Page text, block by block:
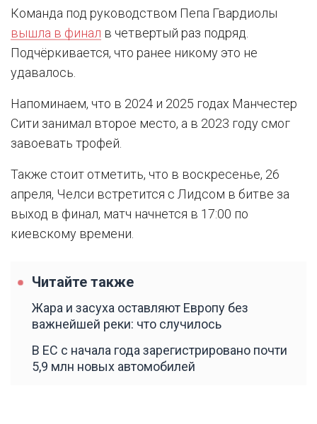
Команда под руководством Пепа Гвардиолы
вышла в финал в четвертый раз подряд.
Подчёркивается, что ранее никому это не
удавалось.
Напоминаем, что в 2024 и 2025 годах Манчестер
Сити занимал второе место, а в 2023 году смог
завоевать трофей.
Также стоит отметить, что в воскресенье, 26
апреля, Челси встретится с Лидсом в битве за
выход в финал, матч начнется в 17:00 по
киевскому времени.
Читайте также
Жара и засуха оставляют Европу без
важнейшей реки: что случилось
В ЕС с начала года зарегистрировано почти
5,9 млн новых автомобилей